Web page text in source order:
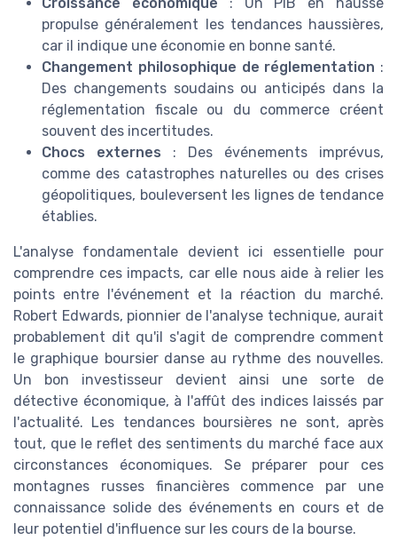
propulse généralement les tendances haussières,
car il indique une économie en bonne santé.
Changement philosophique de réglementation :
Des changements soudains ou anticipés dans la
réglementation fiscale ou du commerce créent
souvent des incertitudes.
Chocs externes : Des événements imprévus,
comme des catastrophes naturelles ou des crises
géopolitiques, bouleversent les lignes de tendance
établies.
L'analyse fondamentale devient ici essentielle pour
comprendre ces impacts, car elle nous aide à relier les
points entre l'événement et la réaction du marché.
Robert Edwards, pionnier de l'analyse technique, aurait
probablement dit qu'il s'agit de comprendre comment
le graphique boursier danse au rythme des nouvelles.
Un bon investisseur devient ainsi une sorte de
détective économique, à l'affût des indices laissés par
l'actualité. Les tendances boursières ne sont, après
tout, que le reflet des sentiments du marché face aux
circonstances économiques. Se préparer pour ces
montagnes russes financières commence par une
connaissance solide des événements en cours et de
leur potentiel d'influence sur les cours de la bourse.